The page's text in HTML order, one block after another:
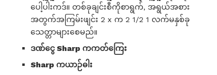
ပေါ့ပါးကဒ်။ တစ်ခုချင်းစီကိုစာရွက်, အရွယ်အစား
အတွက်အကြမ်းဖျင်း 2 x က 2 1/2 1 လက်မနှစ်ခု
သေတ္တာများစေမည်။
ဒဏ်ငွေ Sharp ကကတ်ကြေး
Sharp ကယာဉ်ဓါး